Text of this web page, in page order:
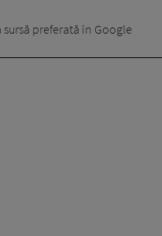
sursă preferată în Google